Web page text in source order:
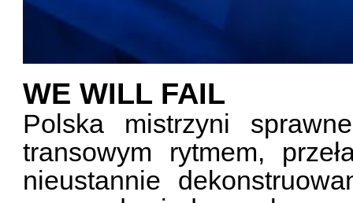
WE WILL FAIL
Polska mistrzyni
transowym rytmem,
nieustannie